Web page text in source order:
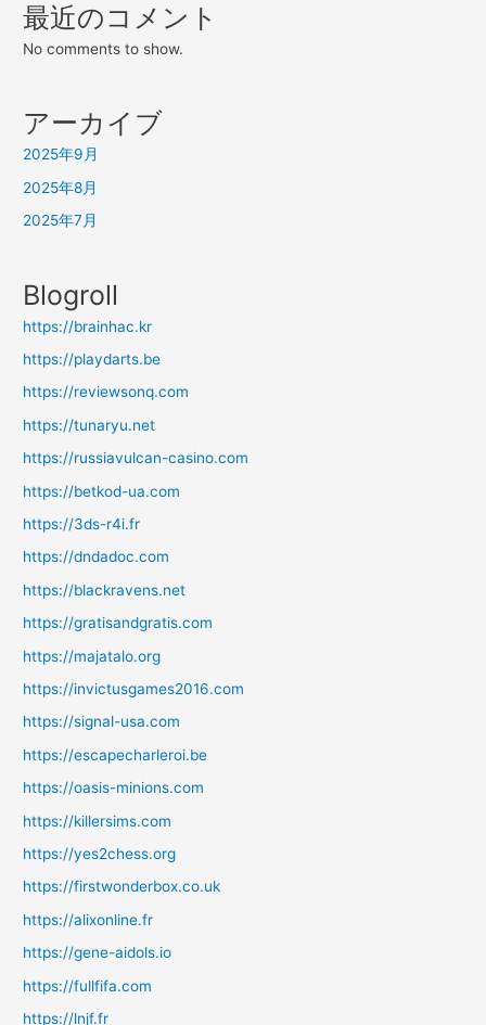
最近のコメント
No comments to show.
アーカイブ
2025年9月
2025年8月
2025年7月
Blogroll
https://brainhac.kr
https://playdarts.be
https://reviewsonq.com
https://tunaryu.net
https://russiavulcan-casino.com
https://betkod-ua.com
https://3ds-r4i.fr
https://dndadoc.com
https://blackravens.net
https://gratisandgratis.com
https://majatalo.org
https://invictusgames2016.com
https://signal-usa.com
https://escapecharleroi.be
https://oasis-minions.com
https://killersims.com
https://yes2chess.org
https://firstwonderbox.co.uk
https://alixonline.fr
https://gene-aidols.io
https://fullfifa.com
https://lnjf.fr